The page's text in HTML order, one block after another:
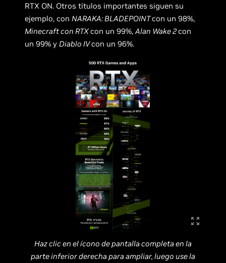
RTX ON. Otros títulos importantes siguen su
ejemplo, con NARAKA: BLADEPOINTcon un 98%,
Minecraft con RTXcon un 99%,Alan Wake 2con
un 99% y Diablo IVcon un 96%.
Haz clic en el ícono de pantalla completa en la
parte inferior derecha para ampliar, luego use la